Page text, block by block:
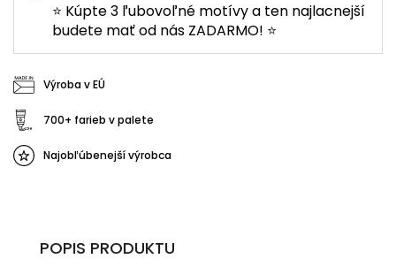
⭐ Kúpte 3 ľubovoľné motívy a ten najlacnejší
budete mať od nás ZADARMO! ⭐
Výroba v EÚ
700+ farieb v palete
Najobľúbenejší výrobca
POPIS PRODUKTU